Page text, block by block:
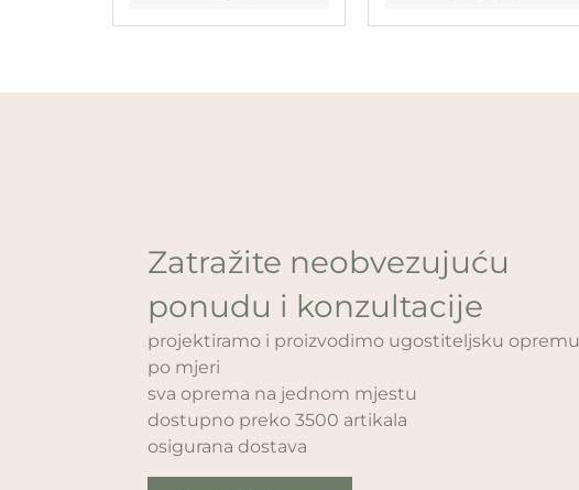
Zatražite neobvezujuću
ponudu i konzultacije
projektiramo i proizvodimo ugostiteljsku opremu
po mjeri
sva oprema na jednom mjestu
dostupno preko 3500 artikala
osigurana dostava